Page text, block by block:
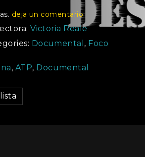
deja un comentario
Victoria Reale
Documental , Foco
, ATP, Documental